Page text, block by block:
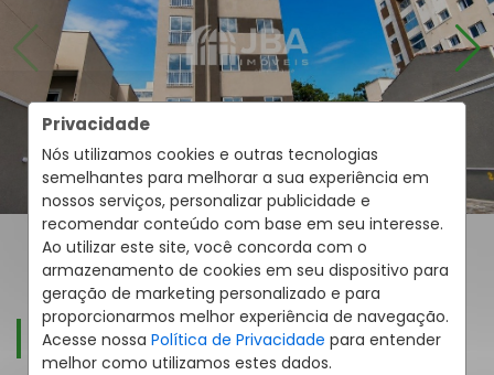
Privacidade
Nós utilizamos cookies e outras tecnologias
semelhantes para melhorar a sua experiência em
nossos serviços, personalizar publicidade e
recomendar conteúdo com base em seu interesse.
Ao utilizar este site, você concorda com o
armazenamento de cookies em seu dispositivo para
geração de marketing personalizado e para
proporcionarmos melhor experiência de navegação.
Acesse nossa Política de Privacidade para entender
melhor como utilizamos estes dados.
UNIDADES DISPONÍVEIS